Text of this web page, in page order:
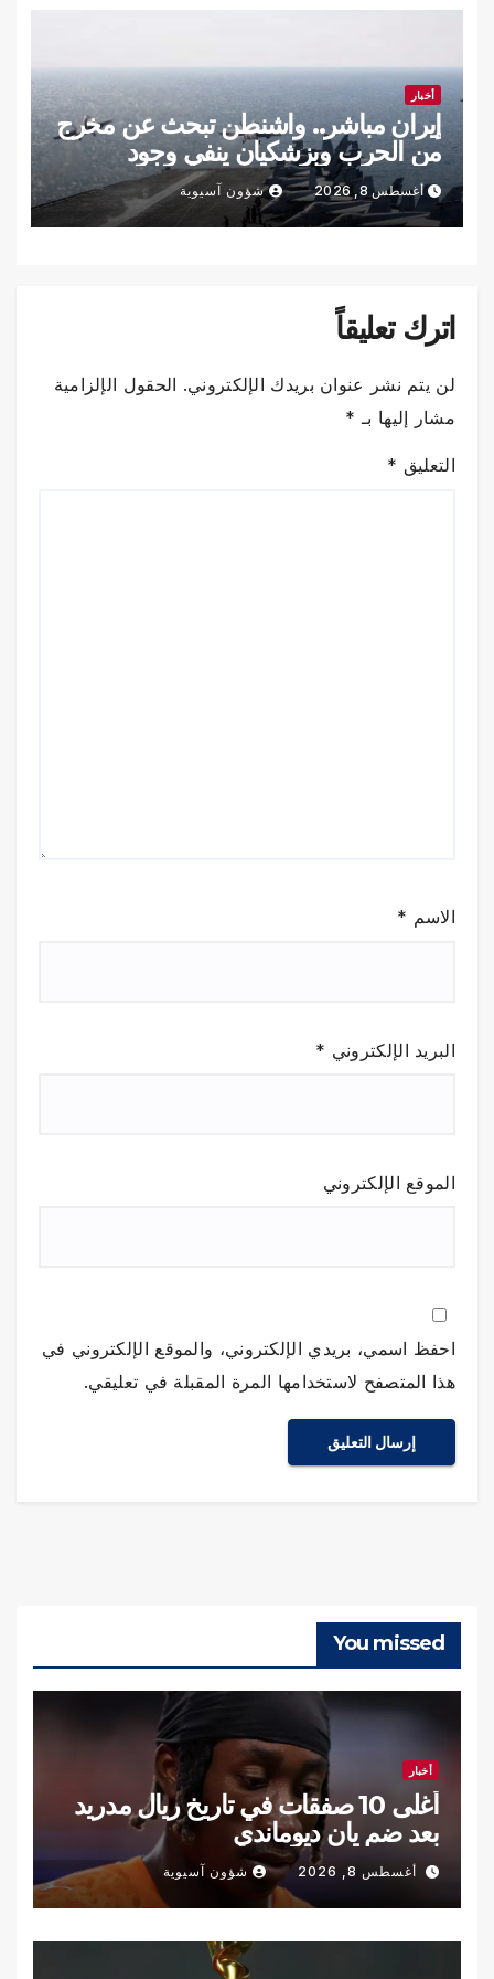
أخبار
إيران مباشر.. واشنطن تبحث عن مخرج
من الحرب وبزشكيان ينفي وجود
خلافات داخلية
أغسطس 8, 2026 شؤون آسيوية
اترك تعليقاً
لن يتم نشر عنوان بريدك الإلكتروني. الحقول الإلزامية
مشار إليها بـ *
التعليق *
الاسم *
البريد الإلكتروني *
الموقع الإلكتروني
احفظ اسمي، بريدي الإلكتروني، والموقع الإلكتروني في
هذا المتصفح لاستخدامها المرة المقبلة في تعليقي.
You missed
أخبار
أغلى 10 صفقات في تاريخ ريال مدريد
بعد ضم يان ديوماندي
أغسطس 8, 2026 شؤون آسيوية